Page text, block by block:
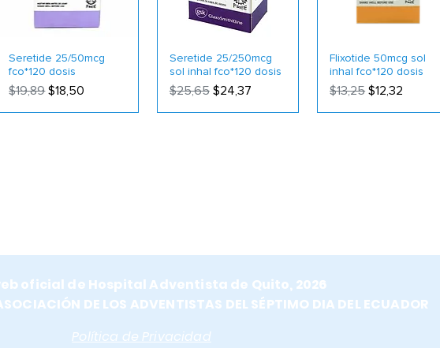
Seretide 25/50mcg
fco*120 dosis
Precio
$19,89Precio de oferta
$18,50
Seretide 25/250mcg
sol inhal fco*120 dosis
Precio
$25,65 Precio de oferta
$24,37
Flixotide 50mcg sol
inhal fco*120 dosis
Precio
$13,25Precio de
$12,32
oficial de Hospital Adventista de Quito, 2026
DE LOS ADVENTISTAS DEL SÉPTIMO DIA DEL ECUADOR
Política de Privacidad